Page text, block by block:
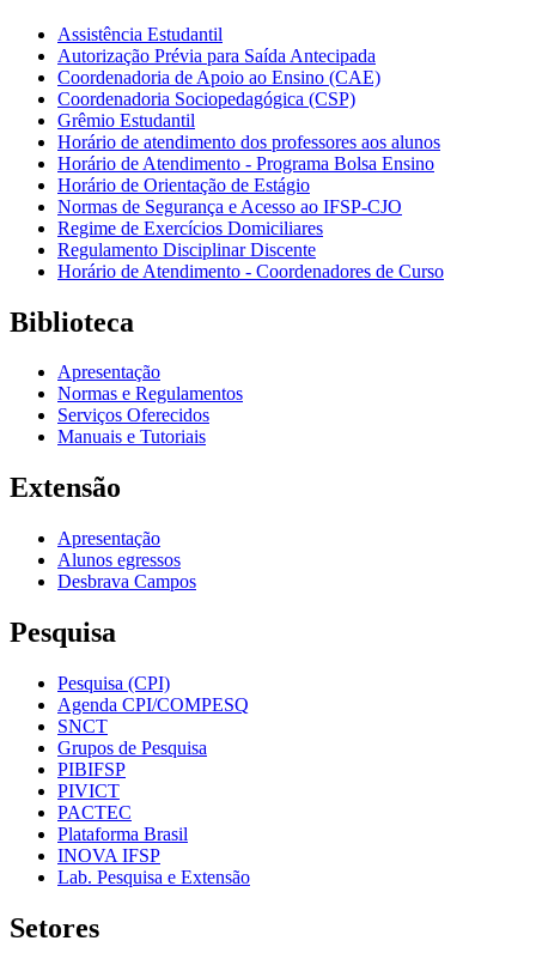
Assistência Estudantil
Autorização Prévia para Saída Antecipada
Coordenadoria de Apoio ao Ensino (CAE)
Coordenadoria Sociopedagógica (CSP)
Grêmio Estudantil
Horário de atendimento dos professores aos alunos
Horário de Atendimento - Programa Bolsa Ensino
Horário de Orientação de Estágio
Normas de Segurança e Acesso ao IFSP-CJO
Regime de Exercícios Domiciliares
Regulamento Disciplinar Discente
Horário de Atendimento - Coordenadores de Curso
Biblioteca
Apresentação
Normas e Regulamentos
Serviços Oferecidos
Manuais e Tutoriais
Extensão
Apresentação
Alunos egressos
Desbrava Campos
Pesquisa
Pesquisa (CPI)
Agenda CPI/COMPESQ
SNCT
Grupos de Pesquisa
PIBIFSP
PIVICT
PACTEC
Plataforma Brasil
INOVA IFSP
Lab. Pesquisa e Extensão
Setores